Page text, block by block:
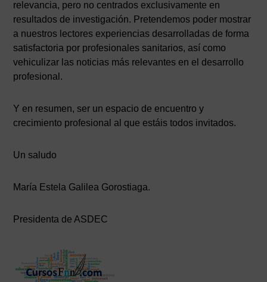
relevancia, pero no centrados exclusivamente en
resultados de investigación. Pretendemos poder mostrar
a nuestros lectores experiencias desarrolladas de forma
satisfactoria por profesionales sanitarios, así como
vehiculizar las noticias más relevantes en el desarrollo
profesional.
Y en resumen, ser un espacio de encuentro y
crecimiento profesional al que estáis todos invitados.
Un saludo
María Estela Galilea Gorostiaga.
Presidenta de ASDEC